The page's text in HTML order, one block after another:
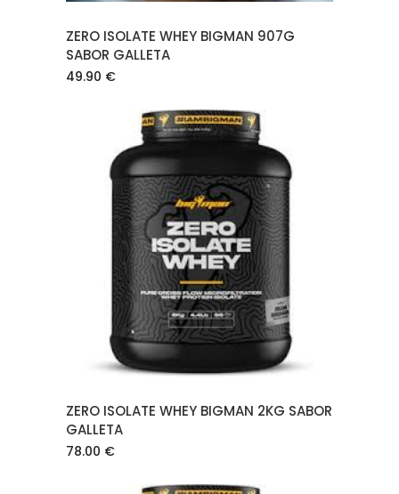
ZERO ISOLATE WHEY BIGMAN 907G
SABOR GALLETA
49.90 €
AÑADIR AL CARRITO
ZERO ISOLATE WHEY BIGMAN 2KG SABOR
GALLETA
78.00 €